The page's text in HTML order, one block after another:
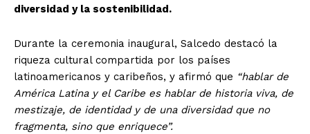
diversidad y la sostenibilidad.
Durante la ceremonia inaugural, Salcedo destacó la
riqueza cultural compartida por los países
latinoamericanos y caribeños, y afirmó que “hablar de
América Latina y el Caribe es hablar de historia viva, de
mestizaje, de identidad y de una diversidad que no
fragmenta, sino que enriquece”.